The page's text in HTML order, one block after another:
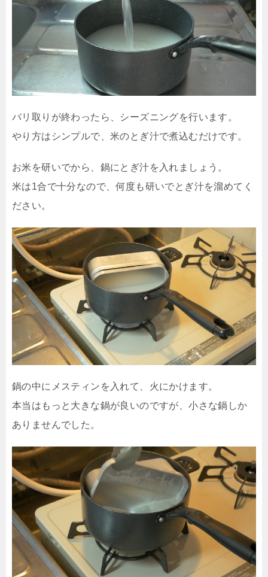
バリ取りが終わったら、シーズニングを行います。
やり方はシンプルで、米のとぎ汁で煮込むだけです。
お米を研いでから、鍋にとぎ汁を入れましょう。
米は1合で十分なので、何度も研いでとぎ汁を溜めてく
ださい。
鍋の中にメスティンを入れて、火にかけます。
本当はもっと大きな鍋が良いのですが、小さな鍋しか
ありませんでした。